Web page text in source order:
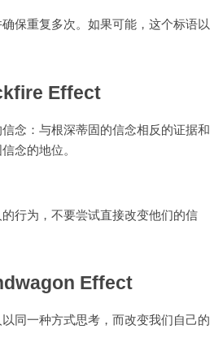
保重复多次。如果可能，这个标语以
Effect
念：与根深蒂固的信念相反的证据和
念的地位。
行为，不要尝试直接改变他们的信
Effect
同一种方式思考，而改变我们自己的